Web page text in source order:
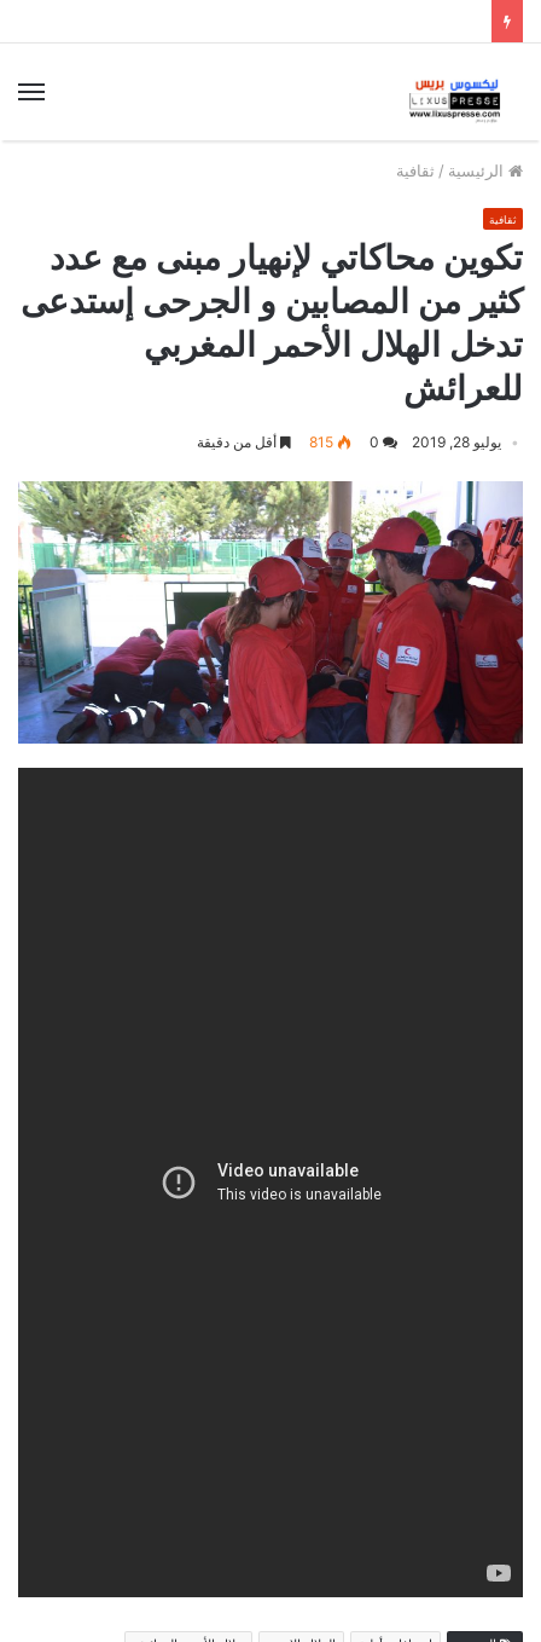
الرئيسية / ثقافية
ثقافية
تكوين محاكاتي لإنهيار مبنى مع عدد
كثير من المصابين و الجرحى إستدعى
تدخل الهلال الأحمر المغربي
للعرائش
يوليو 28, 2019 815 أقل من دقيقة